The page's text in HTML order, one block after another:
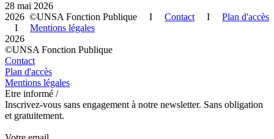
28 mai 2026
2026 ©UNSA Fonction Publique I Contact I Plan d'accès
I Mentions légales
2026
©UNSA Fonction Publique
Contact
Plan d'accès
Mentions légales
Etre informé /
Inscrivez-vous sans engagement à notre newsletter. Sans obligation
et gratuitement.